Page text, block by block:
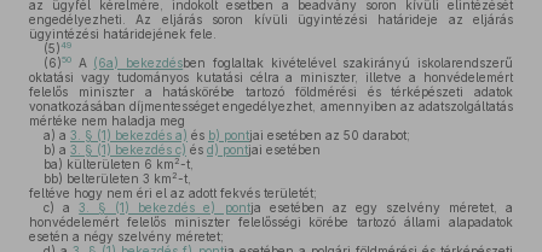
az ügyfél kérelmére, indokolt esetben a beadvány soron kívüli elintézését
engedélyezheti. Az eljárás soron kívüli ügyintézési határideje az eljárás
ügyintézési határidejének fele.
(5)49
(6)50 A (6a) bekezdésben foglaltak kivételével szakirányú iskolarendszerű
oktatási vagy tudományos kutatási célra a miniszter, illetve a honvédelemért
felelős miniszter a hatáskörébe tartozó földmérési és térképészeti adatok
vonatkozásában díjmentességet engedélyezhet, amennyiben az adatszolgáltatás
mértéke nem haladja meg
a) a 3. § (1) bekezdés a) és b) pontjai esetében az 50 darabot;
b) a 3. § (1) bekezdés c) és d) pontjai esetében
ba) külterületen 6 km 2-t,
bb) belterületen 3 km 2-t,
feltéve hogy nem éri el az adott fekvés területét;
c) a3. § (1) bekezdés e) pontja esetében az egy szelvény méretet, a
honvédelemért felelős miniszter felelősségi körébe tartozó állami alapadatok
esetén a négy szelvény méretet;